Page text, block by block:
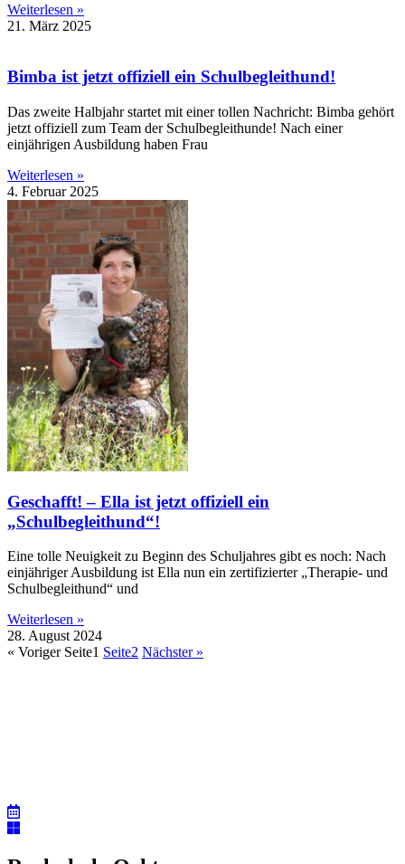
Weiterlesen »
21. März 2025
Bimba ist jetzt offiziell ein Schulbegleithund!
Das zweite Halbjahr startet mit einer tollen Nachricht: Bimba gehört
jetzt offiziell zum Team der Schulbegleithunde! Nach einer
einjährigen Ausbildung haben Frau
Weiterlesen »
4. Februar 2025
Geschafft! – Ella ist jetzt offiziell ein
„Schulbegleithund“!
Eine tolle Neuigkeit zu Beginn des Schuljahres gibt es noch: Nach
einjähriger Ausbildung ist Ella nun ein zertifizierter „Therapie- und
Schulbegleithund“ und
Weiterlesen »
28. August 2024
« Voriger Seite1 Seite2 Nächster »